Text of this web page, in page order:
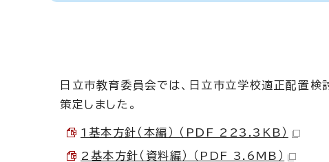
日立市教育委員会では、日立市立学校適正配置検
策定しました。
1基本方針（本編） （PDF 223.3KB）
2基本方針（資料編） （PDF 3.6MB）